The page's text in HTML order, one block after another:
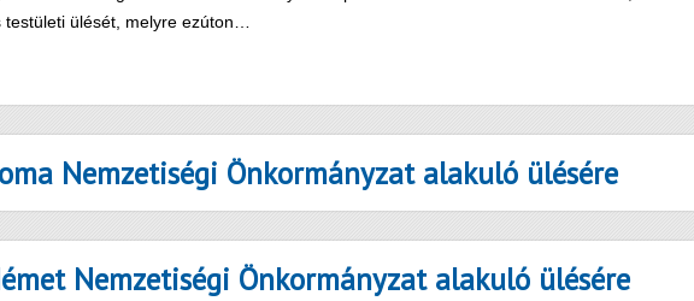
ülését, melyre ezúton…
Nemzetiségi Önkormányzat alakuló ülésére
Nemzetiségi Önkormányzat alakuló ülésére